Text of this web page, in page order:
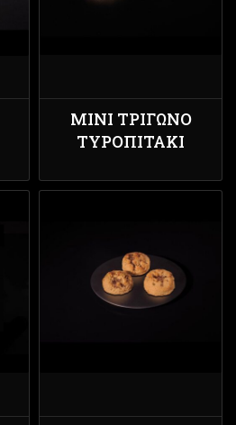
ΜΊΝΙ ΤΡΊΓΩΝΟ
ΤΥΡΟΠΙΤΆΚΙ